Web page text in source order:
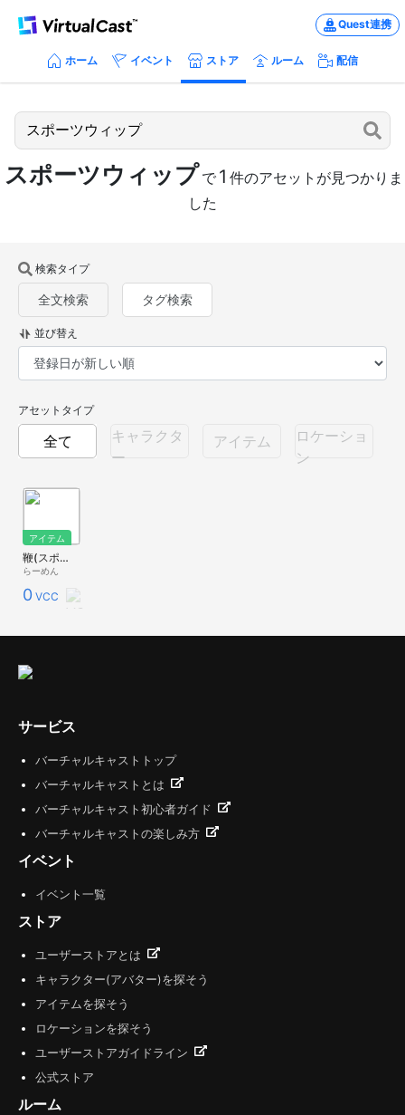
Quest連携
ホーム イベント ストア ルーム 配信
スポーツウィップ で 1 件のアセットが見つかりま
した
検索タイプ
全文検索 タグ検索
並び替え
アセットタイプ
全て
キャラクタ
ー
アイテム
ロケーショ
ン
アイテム
鞭(スポーツウィップ)
らーめん
0 VCC
サービス
バーチャルキャストトップ
バーチャルキャストとは
バーチャルキャスト初心者ガイド
バーチャルキャストの楽しみ方
イベント
イベント一覧
ストア
ユーザーストアとは
キャラクター(アバター)を探そう
アイテムを探そう
ロケーションを探そう
ユーザーストアガイドライン
公式ストア
ルーム